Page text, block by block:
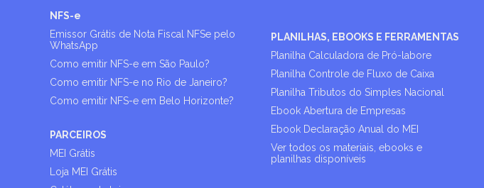
NFS-e
Emissor Grátis de Nota Fiscal NFSe pelo
WhatsApp
Como emitir NFS-e em São Paulo?
Como emitir NFS-e no Rio de Janeiro?
Como emitir NFS-e em Belo Horizonte?
PARCEIROS
MEI Grátis
Loja MEI Grátis
PLANILHAS, EBOOKS E FERRAMENTAS
Planilha Calculadora de Pró-labore
Planilha Controle de Fluxo de Caixa
Planilha Tributos do Simples Nacional
Ebook Abertura de Empresas
Ebook Declaração Anual do MEI
Ver todos os materiais, ebooks e
planilhas disponíveis